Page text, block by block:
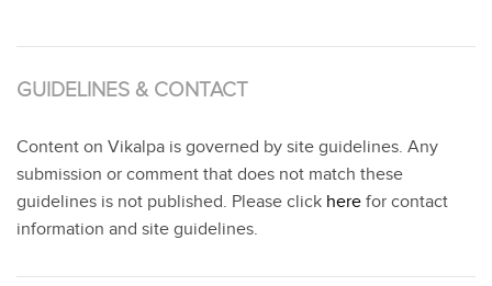
GUIDELINES & CONTACT
Content on Vikalpa is governed by site guidelines. Any
submission or comment that does not match these
guidelines is not published. Please click here for contact
information and site guidelines.